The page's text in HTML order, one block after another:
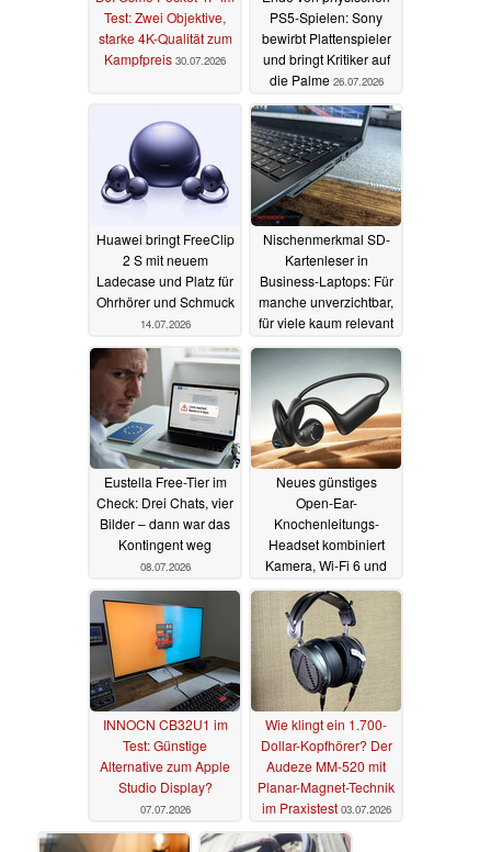
Der Acton IV und der Stanmore IV sindab heute
marshall.com für299 €bzw. 399 €sowie bei
ausgewählten Händlern erhältlich.
Test: Zwei Objektive,
starke 4K-Qualität zum
Kampfpreis 30.07.2026
PS5-Spielen: Sony
bewirbt Plattenspieler
und bringt Kritiker auf
die Palme 26.07.2026
Huawei bringt FreeClip
2 S mit neuem
Ladecase und Platz für
Ohrhörer und Schmuck
14.07.2026
Nischenmerkmal SD-
Kartenleser in
Business-Laptops: Für
manche unverzichtbar,
für viele kaum relevant
13.07.2026
Eustella Free-Tier im
Check: Drei Chats, vier
Bilder – dann war das
Kontingent weg
08.07.2026
Neues günstiges
Open-Ear-
Knochenleitungs-
Headset kombiniert
Kamera, Wi-Fi 6 und
08.07.2026
INNOCN CB32U1 im
Test: Günstige
Alternative zum Apple
Studio Display?
07.07.2026
Wie klingt ein 1.700-
Dollar-Kopfhörer? Der
Audeze MM-520 mit
Planar-Magnet-Technik
im Praxistest 03.07.2026